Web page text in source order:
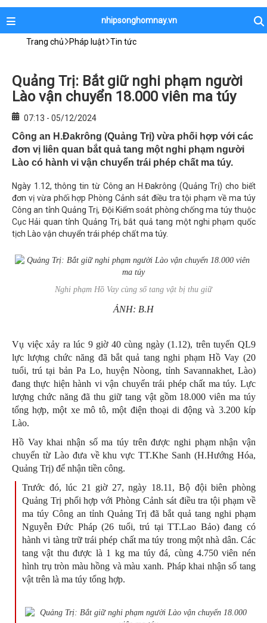
nhipsonghomnay.vn
Trang chủ Pháp luật Tin tức
Quảng Trị: Bắt giữ nghi phạm người
Lào vận chuyển 18.000 viên ma túy
07:13 - 05/12/2024
Công an H.Đakrông (Quảng Trị) vừa phối hợp với các
đơn vị liên quan bắt quả tang một nghi phạm người
Lào có hành vi vận chuyển trái phép chất ma túy.
Ngày 1.12, thông tin từ Công an H.Đakrông (Quảng Trị) cho biết
đơn vị vừa phối hợp Phòng Cảnh sát điều tra tội phạm về ma túy
Công an tỉnh Quảng Trị, Đội Kiểm soát phòng chống ma túy thuộc
Cục Hải quan tỉnh Quảng Trị, bắt quả tang một nghi phạm quốc
tịch Lào vận chuyển trái phép chất ma túy.
Nghi phạm Hồ Vay cùng số tang vật bị thu giữ
ẢNH: B.H
Vụ việc xảy ra lúc 9 giờ 40 cùng ngày (1.12), trên tuyến QL9
lực lượng chức năng đã bắt quả tang nghi phạm Hồ Vay (20
tuổi, trú tại bản Pa Lo, huyện Nòong, tỉnh Savannakhet, Lào)
đang thực hiện hành vi vận chuyển trái phép chất ma túy. Lực
lượng chức năng đã thu giữ tang vật gồm 18.000 viên ma túy
tổng hợp, một xe mô tô, một điện thoại di động và 3.200 kíp
Lào.
Hồ Vay khai nhận số ma túy trên được nghi phạm nhận vận
chuyển từ Lào đưa về khu vực TT.Khe Sanh (H.Hướng Hóa,
Quảng Trị) để nhận tiền công.
Trước đó, lúc 21 giờ 27, ngày 18.11, Bộ đội biên phòng
Quảng Trị phối hợp với Phòng Cảnh sát điều tra tội phạm về
ma túy Công an tỉnh Quảng Trị đã bắt quả tang nghi phạm
Nguyễn Đức Pháp (26 tuổi, trú tại TT.Lao Bảo) đang có
hành vi tàng trữ trái phép chất ma túy trong một nhà dân. Các
tang vật thu được là 1 kg ma túy đá, cùng 4.750 viên nén
hình trụ tròn màu hồng và màu xanh. Pháp khai nhận số tang
vật trên là ma túy tổng hợp.